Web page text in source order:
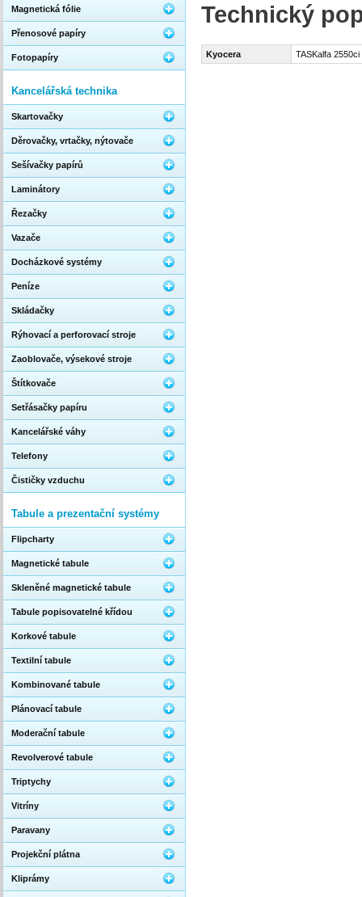
Technický
Kyocera TASKalfa 2550ci
Magnetická fólie
Přenosové papíry
Fotopapíry
Kancelářská technika
Skartovačky
Děrovačky, vrtačky, nýtovače
Sešívačky papírů
Laminátory
Řezačky
Vazače
Docházkové systémy
Peníze
Skládačky
Rýhovací a perforovací stroje
Zaoblovače, výsekové stroje
Štítkovače
Setřásačky papíru
Kancelářské váhy
Telefony
Čističky vzduchu
Tabule a prezentační systémy
Flipcharty
Magnetické tabule
Skleněné magnetické tabule
Tabule popisovatelné křídou
Korkové tabule
Textilní tabule
Kombinované tabule
Plánovací tabule
Moderační tabule
Revolverové tabule
Triptychy
Vitríny
Paravany
Projekční plátna
Kliprámy